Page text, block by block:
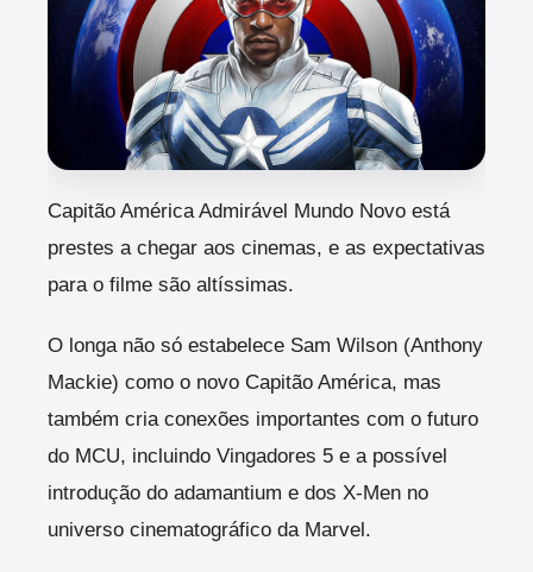
Capitão América Admirável Mundo Novo está
prestes a chegar aos cinemas, e as expectativas
para o filme são altíssimas.
O longa não só estabelece Sam Wilson (Anthony
Mackie) como o novo Capitão América, mas
também cria conexões importantes com o futuro
do MCU, incluindo Vingadores 5 e a possível
introdução do adamantium e dos X-Men no
universo cinematográfico da Marvel.